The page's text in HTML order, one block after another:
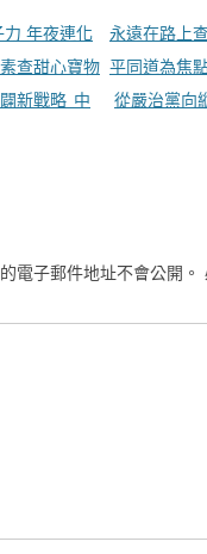
年夜連化
查甜心寶物
新戰略_中
永遠在路上
平同道為焦
從嚴治黨向
電子郵件地址不會公開。